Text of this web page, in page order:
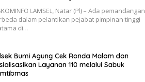
LAMSEL, Natar (Pl) – Ada pemandangan
dalam pelantikan pejabat pimpinan tinggi
di…
Bumi Agung Cek Ronda Malam dan
Layanan 110 melalui Sabuk